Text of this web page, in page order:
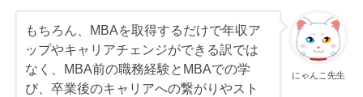
にゃんこ先生
もちろん、MBAを取得するだけで年収ア
ップやキャリアチェンジができる訳では
なく、MBA前の職務経験とMBAでの学
び、卒業後のキャリアへの繋がりやスト